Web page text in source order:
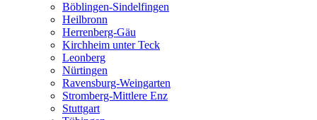
Böblingen-Sindelfingen
Heilbronn
Herrenberg-Gäu
Kirchheim unter Teck
Leonberg
Nürtingen
Ravensburg-Weingarten
Stromberg-Mittlere Enz
Stuttgart